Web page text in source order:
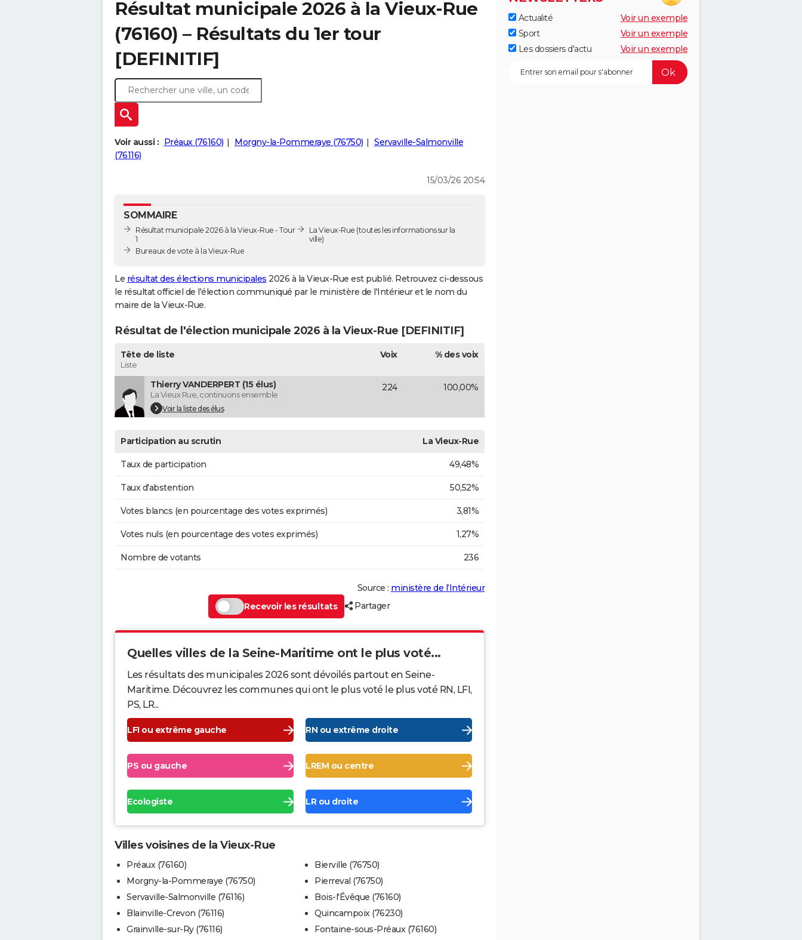
Résultat municipale 2026 à la Vieux-Rue
(76160) – Résultats du 1er tour
[DEFINITIF]
Voir aussi : Préaux (76160) Morgny-la-Pommeraye (76750)
Servaville-Salmonville
(76116)
15/03/26 20:54
SOMMAIRE
Résultat municipale 2026 à la Vieux-Rue - Tour
1
Bureaux de vote à la Vieux-Rue
La Vieux-Rue (toutes les informations sur la
ville)
Le résultat des élections municipales 2026 à la Vieux-Rue est publié. Retrouvez ci-dessous
le résultat officiel de l'élection communiqué par le ministère de l'Intérieur et le nom du
maire de la Vieux-Rue.
Résultat de l'élection municipale 2026 à la Vieux-Rue [DEFINITIF]
Tête de liste
Liste
Voix % des voix
Thierry VANDERPERT (15 élus)
La Vieux Rue, continuons ensemble
Voir la liste des élus
224 100,00%
Participation au scrutin La Vieux-Rue
Taux de participation 49,48%
Taux d'abstention 50,52%
Votes blancs (en pourcentage des votes exprimés) 3,81%
Votes nuls (en pourcentage des votes exprimés) 1,27%
Nombre de votants 236
Source : ministère de l’Intérieur
Recevoir les résultats
Partager
Quelles villes de la Seine-Maritime ont le plus voté...
Les résultats des municipales 2026 sont dévoilés partout en Seine-
Maritime. Découvrez les communes qui ont le plus voté le plus voté RN, LFI,
PS, LR...
LFI ou extrême gauche RN ou extrême droite
PS ou gauche LREM ou centre
Ecologiste LR ou droite
Villes voisines de la Vieux-Rue
Préaux (76160)
Morgny-la-Pommeraye (76750)
Servaville-Salmonville (76116)
Blainville-Crevon (76116)
Grainville-sur-Ry (76116)
Bierville (76750)
Pierreval (76750)
Bois-l'Évêque (76160)
Quincampoix (76230)
Fontaine-sous-Préaux (76160)
Actualité
Voir un exemple
Sport
Voir un exemple
Les dossiers d'actu
Voir un exemple